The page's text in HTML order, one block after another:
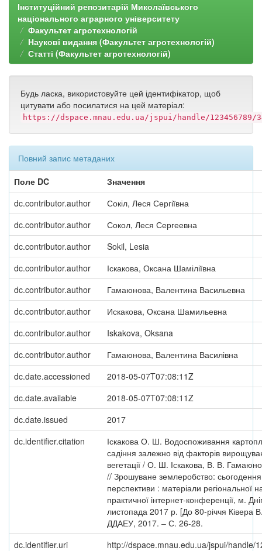
Інституційний репозитарій Миколаївського
національного аграрного університету
Факультет агротехнологій
Наукові видання (Факультет агротехнологій)
Статті (Факультет агротехнологій)
Будь ласка, використовуйте цей ідентифікатор, щоб
цитувати або посилатися на цей матеріал:
https://dspace.mnau.edu.ua/jspui/handle/123456789/
Повний запис метаданих
Поле DC
Значення
dc.contributor.author
Сокіл, Леся Сергіївна
dc.contributor.author
Сокол, Леся Сергеевна
dc.contributor.author
Sokil, Lesia
dc.contributor.author
Іскакова, Оксана Шаміліївна
dc.contributor.author
Гамаюнова, Валентина Васильевна
dc.contributor.author
Искакова, Оксана Шамильевна
dc.contributor.author
Iskakova, Oksana
dc.contributor.author
Гамаюнова, Валентина Василівна
dc.date.accessioned
2018-05-07T07:08:11Z
dc.date.available
2018-05-07T07:08:11Z
dc.date.issued
2017
dc.identifier.citation
Іскакова О. Ш. Водоспоживання
садіння залежно від факторів
вегетації / О. Ш. Іскакова, В. В.
// Зрошуване землеробство:
перспективи : матеріали регіональної
практичної інтернет-конференції, м.
листопада 2017 р. [До 80-річчя Ківера
ДДАЕУ, 2017. – С. 26-28.
dc.identifier.uri
http://dspace.mnau.edu.ua/jspui/handle/